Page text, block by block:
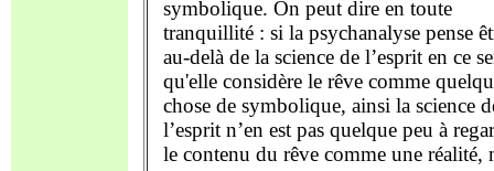
symbolique. On peut dire en toute
tranquillité : si la psychanalyse pense
au-delà de la science de l’esprit en ce
qu'elle considère le rêve comme
chose de symbolique, ainsi la science
l’esprit n’en est pas quelque peu à
le contenu du rêve comme une réalité,